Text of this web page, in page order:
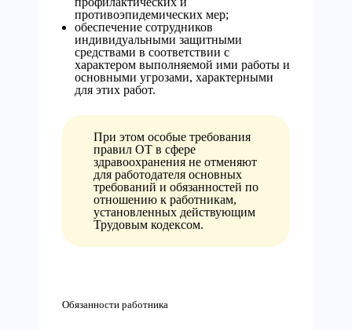
противоэпидемических мер;
обеспечение сотрудников
индивидуальными защитными
средствами в соответствии с
характером выполняемой ими работы и
основными угрозами, характерными
для этих работ.
При этом особые требования
правил ОТ в сфере
здравоохранения не отменяют
для работодателя основных
требований и обязанностей по
отношению к работникам,
установленных действующим
Трудовым кодексом.
Обязанности работника